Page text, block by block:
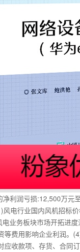
润亏损:12,500万元
行业国内风机招标价
电业务板块市场开拓
等费用影响企业利润
应收款项、存货、合